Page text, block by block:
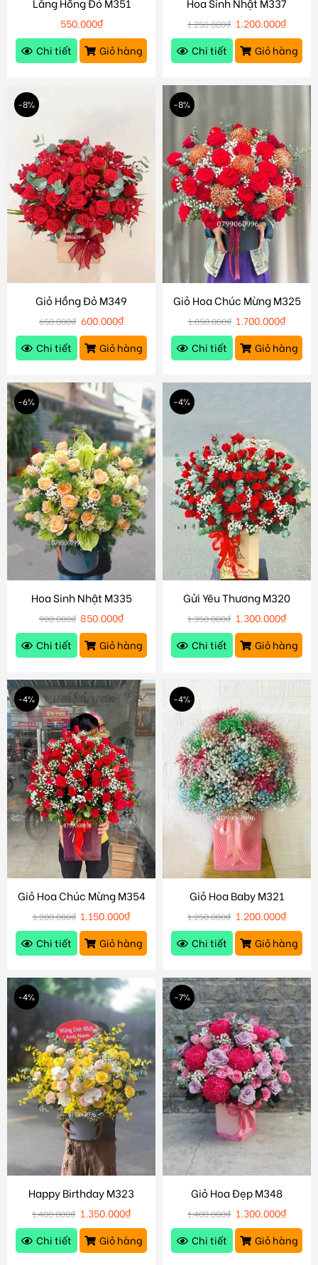
550.000₫
Chi tiết
Giỏ hàng
1.250.000₫ 1.200.000₫
Chi tiết
Giỏ hàng
-8%
Giỏ Hồng Đỏ M349
650.000₫ 600.000₫
Chi tiết
Giỏ hàng
-8%
Giỏ Hoa Chúc Mừng M325
1.850.000₫ 1.700.000₫
Chi tiết
Giỏ hàng
-6%
Hoa Sinh Nhật M335
900.000₫ 850.000₫
Chi tiết
Giỏ hàng
-4%
Gửi Yêu Thương M320
1.350.000₫ 1.300.000₫
Chi tiết
Giỏ hàng
-4%
Giỏ Hoa Chúc Mừng M354
1.200.000₫ 1.150.000₫
Chi tiết
Giỏ hàng
-4%
Giỏ Hoa Baby M321
1.250.000₫ 1.200.000₫
Chi tiết
Giỏ hàng
-4%
Happy Birthday M323
1.400.000₫ 1.350.000₫
Chi tiết
Giỏ hàng
-7%
Giỏ Hoa Đẹp M348
1.400.000₫ 1.300.000₫
Chi tiết
Giỏ hàng